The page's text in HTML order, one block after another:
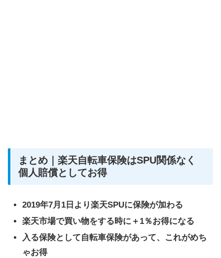
まとめ｜楽天自転車保険はSPU関係なく
個人賠償としてお得
2019年7月1日より楽天SPUに保険が加わる
楽天市場で買い物をする時に＋1％お得になる
入る保険として自転車保険があって、これがめち
ゃお得